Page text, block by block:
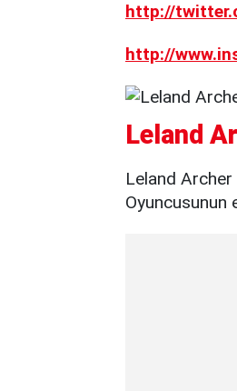
http://
http://
Leland
Leland
Oyuncusunun